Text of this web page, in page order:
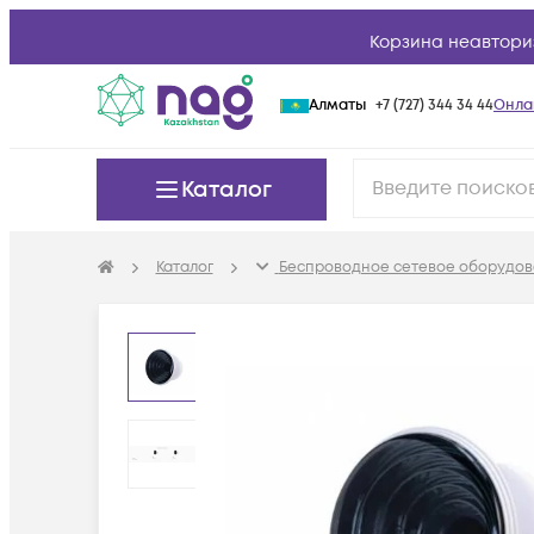
Корзина
Алматы +7 (727) 344 34 44
Каталог
Каталог Беспроводное сетевое